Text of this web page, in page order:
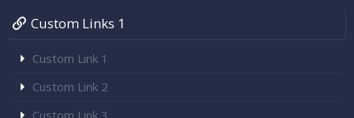
Custom Links 1
Custom Link 1
Custom Link 2